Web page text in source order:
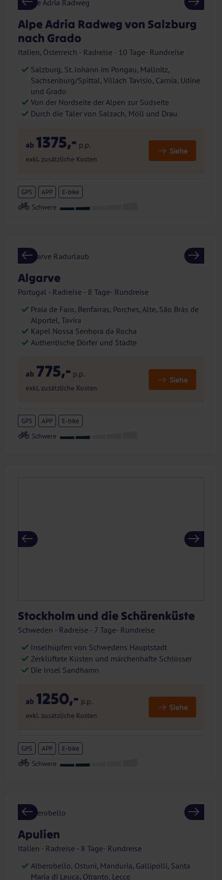
Previous Next
Alpe Adria Radweg von Salzburg
nach Grado
Italien, Österreich - Radreise - 10 Tage- Rundreise
Salzburg, St. Johann im Pongau, Mallnitz,
Sachsenburg/Spittal, Villach Tavisio, Carnia, Udine
und Grado
Von der Nordseite der Alpen zur Südseite
Durch die Täler von Salzach, Möll und Drau
ab 1375,- p.p.
exkl. zusätzliche Kosten
Siehe
GPS APP E-bike
Previous Next
Algarve
Portugal - Radreise - 8 Tage- Rundreise
Praia de Faro, Benfarras, Porches, Alte, São Brás de
Alportel, Tavira
Kapel Nossa Senhora da Rocha
Authentische Dörfer und Städte
ab 775,- p.p.
exkl. zusätzliche Kosten
Siehe
GPS APP E-bike
Previous Next
Stockholm und die Schärenküste
Schweden - Radreise - 7 Tage- Rundreise
Inselhüpfen von Schwedens Hauptstadt
Zerklüftete Küsten und märchenhafte Schlösser
Die Insel Sandhamn
ab 1250,- p.p.
exkl. zusätzliche Kosten
Siehe
GPS APP E-bike
Previous Next
Apulien
Italien - Radreise - 8 Tage- Rundreise
Alberobello, Ostuni, Manduria, Gallipolli, Santa
Maria di Leuca, Otranto, Lecce